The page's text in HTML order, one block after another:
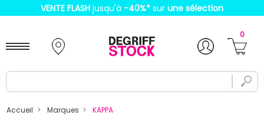
VENTE FLASH jusqu'à -40%* sur une sélection
0
Accueil Marques KAPPA